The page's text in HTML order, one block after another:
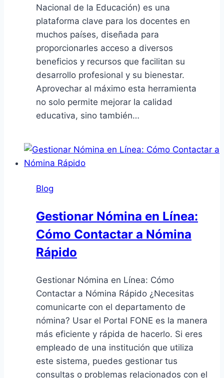
Nacional de la Educación) es una
plataforma clave para los docentes en
muchos países, diseñada para
proporcionarles acceso a diversos
beneficios y recursos que facilitan su
desarrollo profesional y su bienestar.
Aprovechar al máximo esta herramienta
no solo permite mejorar la calidad
educativa, sino también…
Blog
Gestionar Nómina en Línea:
Cómo Contactar a Nómina
Rápido
Gestionar Nómina en Línea: Cómo
Contactar a Nómina Rápido ¿Necesitas
comunicarte con el departamento de
nómina? Usar el Portal FONE es la manera
más eficiente y rápida de hacerlo. Si eres
empleado de una institución que utiliza
este sistema, puedes gestionar tus
consultas o problemas relacionados con el